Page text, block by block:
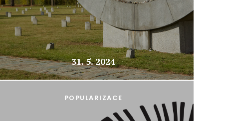
31. 5. 2024
POPULARIZACE